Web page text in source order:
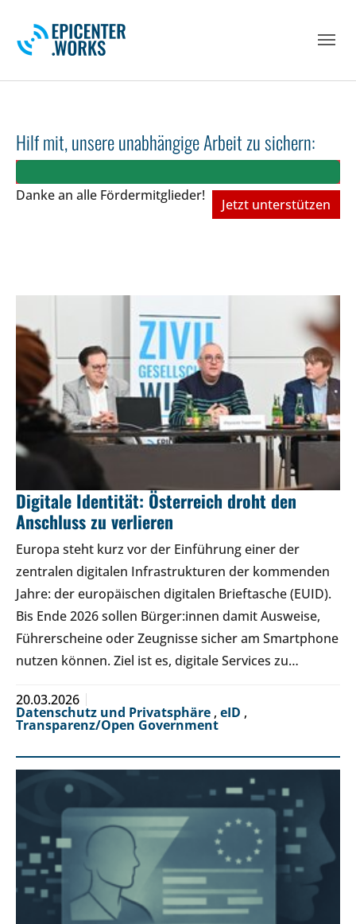
Hilf mit, unsere unabhängige Arbeit zu sichern:
Danke an alle Fördermitglieder!
Jetzt unterstützen
Digitale Identität: Österreich droht den
Anschluss zu verlieren
Europa steht kurz vor der Einführung einer der
zentralen digitalen Infrastrukturen der kommenden
Jahre: der europäischen digitalen Brieftasche (EUID).
Bis Ende 2026 sollen Bürger:innen damit Ausweise,
Führerscheine oder Zeugnisse sicher am Smartphone
nutzen können. Ziel ist es, digitale Services zu…
20.03.2026
Datenschutz und Privatsphäre , eID ,
Transparenz/Open Government